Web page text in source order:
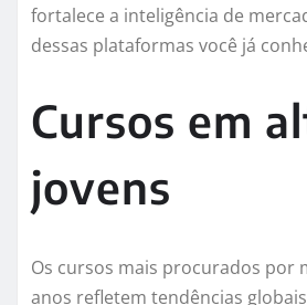
fortalece a inteligência de
dessas plataformas você já
Cursos em
jovens
Os cursos mais procurados por
anos refletem tendências